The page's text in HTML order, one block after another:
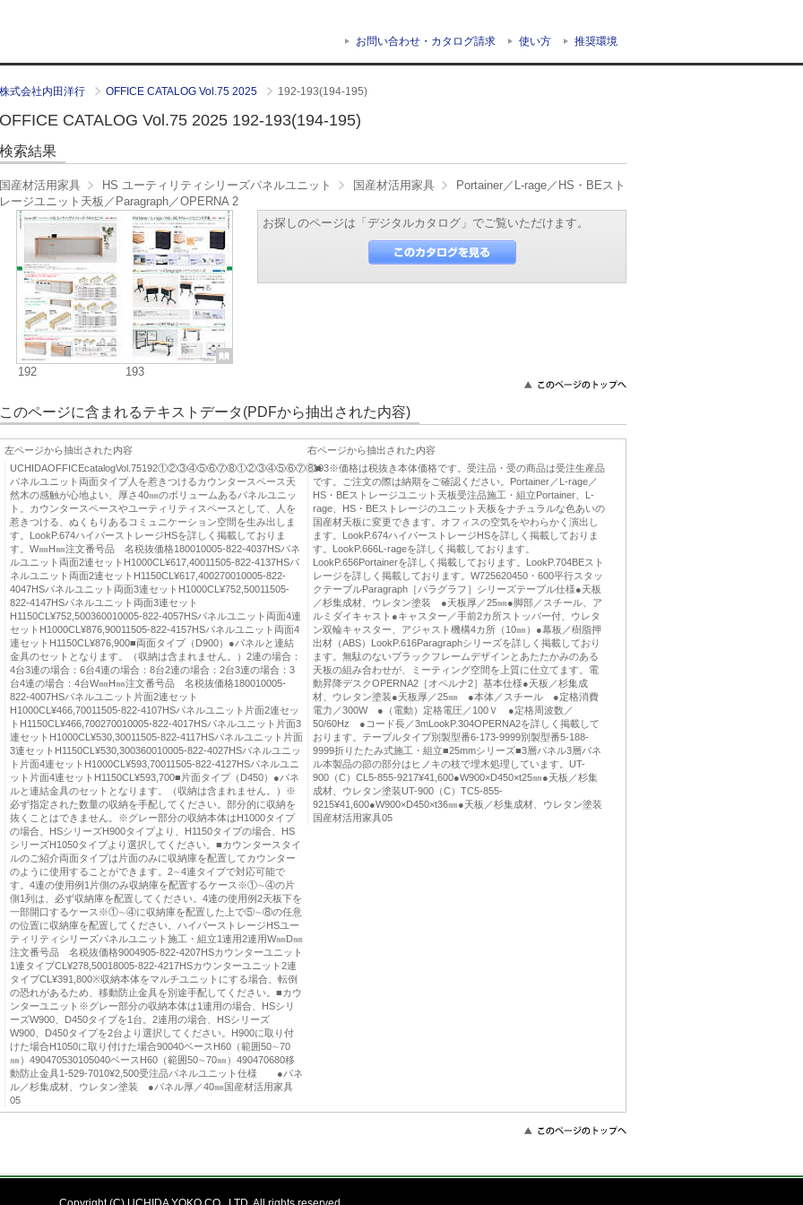
お問い合わせ・カタログ請求 使い方 推奨環境
株式会社内田洋行 OFFICE CATALOG Vol.75 2025 192-193(194-195)
OFFICE CATALOG Vol.75 2025 192-193(194-195)
検索結果
国産材活用家具 HS ユーティリティシリーズパネルユニット 国産材活用家具
Portainer／L-rage／HS・BEスト
レージユニット天板／Paragraph／OPERNA 2
192 193
お探しのページは「デジタルカタログ」でご覧いただけます。
このページに含まれるテキストデータ(PDFから抽出された内容)
左ページから抽出された内容
UCHIDAOFFICEcatalogVol.75192①②③④⑤⑥⑦⑧①②③④⑤⑥⑦⑧■
パネルユニット両面タイプ人を惹きつけるカウンタースペース天
然木の感触が心地よい、厚さ40㎜のボリュームあるパネルユニッ
ト。カウンタースペースやユーティリティスペースとして、人を
惹きつける、ぬくもりあるコミュニケーション空間を生み出しま
す。LookP.674ハイパーストレージHSを詳しく掲載しておりま
す。W㎜H㎜注文番号品 名税抜価格180010005-822-4037HSパネ
ルユニット両面2連セットH1000CL¥617,40011505-822-4137HSパ
ネルユニット両面2連セットH1150CL¥617,400270010005-822-
4047HSパネルユニット両面3連セットH1000CL¥752,50011505-
822-4147HSパネルユニット両面3連セット
H1150CL¥752,500360010005-822-4057HSパネルユニット両面4連
セットH1000CL¥876,90011505-822-4157HSパネルユニット両面4
連セットH1150CL¥876,900■両面タイプ（D900）●パネルと連結
金具のセットとなります。（収納は含まれません。）2連の場合：
4台3連の場合：6台4連の場合：8台2連の場合：2台3連の場合：3
台4連の場合：4台W㎜H㎜注文番号品 名税抜価格180010005-
822-4007HSパネルユニット片面2連セット
H1000CL¥466,70011505-822-4107HSパネルユニット片面2連セッ
トH1150CL¥466,700270010005-822-4017HSパネルユニット片面3
連セットH1000CL¥530,30011505-822-4117HSパネルユニット片面
3連セットH1150CL¥530,300360010005-822-4027HSパネルユニッ
ト片面4連セットH1000CL¥593,70011505-822-4127HSパネルユニ
ット片面4連セットH1150CL¥593,700■片面タイプ（D450）●パネ
ルと連結金具のセットとなります。（収納は含まれません。）※
必ず指定された数量の収納を手配してください。部分的に収納を
抜くことはできません。※グレー部分の収納本体はH1000タイプ
の場合、HSシリーズH900タイプより、H1150タイプの場合、HS
シリーズH1050タイプより選択してください。■カウンタースタイ
ルのご紹介両面タイプは片面のみに収納庫を配置してカウンター
のように使用することができます。2∼4連タイプで対応可能で
す。4連の使用例1片側のみ収納庫を配置するケース※①∼④の片
側1列は、必ず収納庫を配置してください。4連の使用例2天板下を
一部開口するケース※①∼④に収納庫を配置した上で⑤∼⑧の任意
の位置に収納庫を配置してください。ハイパーストレージHSユー
ティリティシリーズパネルユニット施工・組立1連用2連用W㎜D㎜
注文番号品 名税抜価格9004905-822-4207HSカウンターユニット
1連タイプCL¥278,50018005-822-4217HSカウンターユニット2連
タイプCL¥391,800※収納本体をマルチユニットにする場合、転倒
の恐れがあるため、移動防止金具を別途手配してください。■カウ
ンターユニット※グレー部分の収納本体は1連用の場合、HSシリ
ーズW900、D450タイプを1台。2連用の場合、HSシリーズ
W900、D450タイプを2台より選択してください。H900に取り付
けた場合H1050に取り付けた場合90040ベースH60（範囲50∼70
㎜）490470530105040ベースH60（範囲50∼70㎜）490470680移
動防止金具1-529-7010¥2,500受注品パネルユニット仕様 ●パネ
ル／杉集成材、ウレタン塗装 ●パネル厚／40㎜国産材活用家具
05
右ページから抽出された内容
193※価格は税抜き本体価格です。受注品・受の商品は受注生産品
です。ご注文の際は納期をご確認ください。Portainer／L-rage／
HS・BEストレージユニット天板受注品施工・組立Portainer、L-
rage、HS・BEストレージのユニット天板をナチュラルな色あいの
国産材天板に変更できます。オフィスの空気をやわらかく演出し
ます。LookP.674ハイパーストレージHSを詳しく掲載しておりま
す。LookP.666L-rageを詳しく掲載しております。
LookP.656Portainerを詳しく掲載しております。LookP.704BEスト
レージを詳しく掲載しております。W725620450・600平行スタッ
クテーブルParagraph［パラグラフ］シリーズテーブル仕様●天板
／杉集成材、ウレタン塗装 ●天板厚／25㎜●脚部／スチール、ア
ルミダイキャスト●キャスター／手前2カ所ストッパー付、ウレタ
ン双輪キャスター、アジャスト機構4カ所（10㎜）●幕板／樹脂押
出材（ABS）LookP.616Paragraphシリーズを詳しく掲載しており
ます。無駄のないブラックフレームデザインとあたたかみのある
天板の組み合わせが、ミーティング空間を上質に仕立てます。電
動昇降デスクOPERNA2［オペルナ2］基本仕様●天板／杉集成
材、ウレタン塗装●天板厚／25㎜ ●本体／スチール ●定格消費
電力／300W ●（電動）定格電圧／100Ｖ ●定格周波数／
50/60Hz ●コード長／3mLookP.304OPERNA2を詳しく掲載して
おります。テーブルタイプ別製型番6-173-9999別製型番5-188-
9999折りたたみ式施工・組立■25mmシリーズ■3層パネル3層パネ
ル本製品の節の部分はヒノキの枝で埋木処理しています。UT-
900（C）CL5-855-9217¥41,600●W900×D450×t25㎜●天板／杉集
成材、ウレタン塗装UT-900（C）TC5-855-
9215¥41,600●W900×D450×t36㎜●天板／杉集成材、ウレタン塗装
国産材活用家具05